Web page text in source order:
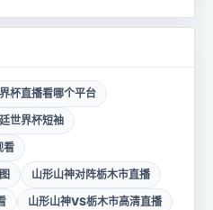
杯直播看哪个平台
世界杯短袖
看
山形山神对阵栃木市直播
山形山神VS栃木市高清直播